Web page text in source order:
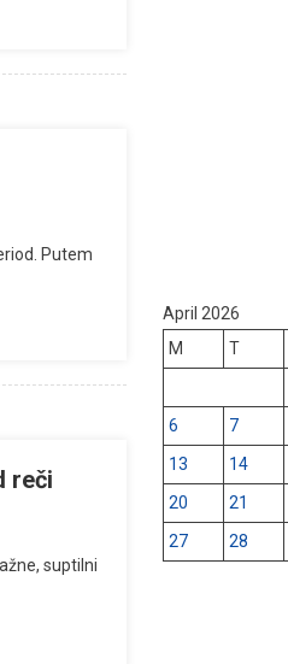
Putem
reči
suptilni
April 2026
M
T
6
7
13
14
20
21
27
28